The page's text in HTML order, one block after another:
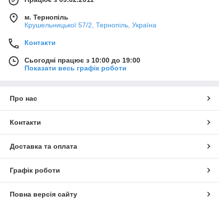
м. Тернопіль
Крушельницької 57/2, Тернопіль, Україна
Контакти
Сьогодні працює з 10:00 до 19:00
Показати весь графік роботи
Про нас
Контакти
Доставка та оплата
Графік роботи
Повна версія сайту